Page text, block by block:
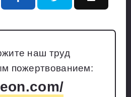
наш труд
пожертвованием: